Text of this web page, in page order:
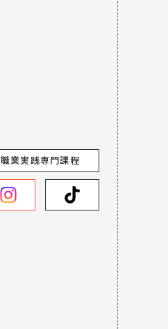
職業実践専門課程